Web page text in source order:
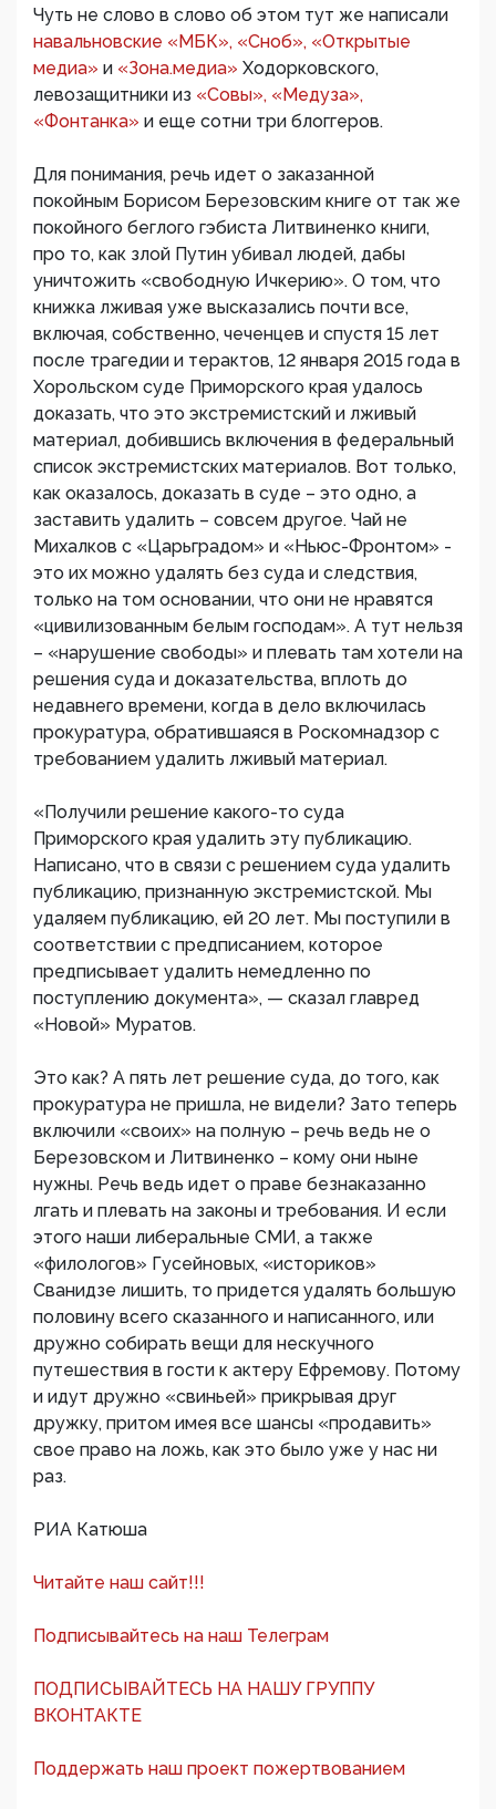
Чуть не слово в слово об этом тут же написали
навальновские «МБК», «Сноб», «Открытые
медиа» и «Зона.медиа» Ходорковского,
левозащитники из «Совы», «Медуза»,
«Фонтанка» и еще сотни три блоггеров.
Для понимания, речь идет о заказанной
покойным Борисом Березовским книге от так же
покойного беглого гэбиста Литвиненко книги,
про то, как злой Путин убивал людей, дабы
уничтожить «свободную Ичкерию». О том, что
книжка лживая уже высказались почти все,
включая, собственно, чеченцев и спустя 15 лет
после трагедии и терактов, 12 января 2015 года в
Хорольском суде Приморского края удалось
доказать, что это экстремистский и лживый
материал, добившись включения в федеральный
список экстремистских материалов. Вот только,
как оказалось, доказать в суде – это одно, а
заставить удалить – совсем другое. Чай не
Михалков с «Царьградом» и «Ньюс-Фронтом» -
это их можно удалять без суда и следствия,
только на том основании, что они не нравятся
«цивилизованным белым господам». А тут нельзя
– «нарушение свободы» и плевать там хотели на
решения суда и доказательства, вплоть до
недавнего времени, когда в дело включилась
прокуратура, обратившаяся в Роскомнадзор с
требованием удалить лживый материал.
«Получили решение какого-то суда
Приморского края удалить эту публикацию.
Написано, что в связи с решением суда удалить
публикацию, признанную экстремистской. Мы
удаляем публикацию, ей 20 лет. Мы поступили в
соответствии с предписанием, которое
предписывает удалить немедленно по
поступлению документа», — сказал главред
«Новой» Муратов.
Это как? А пять лет решение суда, до того, как
прокуратура не пришла, не видели? Зато теперь
включили «своих» на полную – речь ведь не о
Березовском и Литвиненко – кому они ныне
нужны. Речь ведь идет о праве безнаказанно
лгать и плевать на законы и требования. И если
этого наши либеральные СМИ, а также
«филологов» Гусейновых, «историков»
Сванидзе лишить, то придется удалять большую
половину всего сказанного и написанного, или
дружно собирать вещи для нескучного
путешествия в гости к актеру Ефремову. Потому
и идут дружно «свиньей» прикрывая друг
дружку, притом имея все шансы «продавить»
свое право на ложь, как это было уже у нас ни
раз.
РИА Катюша
Читайте наш сайт!!!
Подписывайтесь на наш Телеграм
ПОДПИСЫВАЙТЕСЬ НА НАШУ ГРУППУ
ВКОНТАКТЕ
Поддержать наш проект пожертвованием